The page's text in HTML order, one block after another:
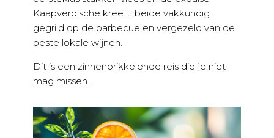
Kaapverdische kreeft, beide vakkundig
gegrild op de barbecue en vergezeld van de
beste lokale wijnen.
Dit is een zinnenprikkelende reis die je niet
mag missen.